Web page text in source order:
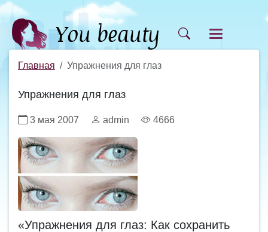
Главная Упражнения для глаз
Упражнения для глаз
3 мая 2007 admin 4666
«Упражнения для глаз: Как сохранить